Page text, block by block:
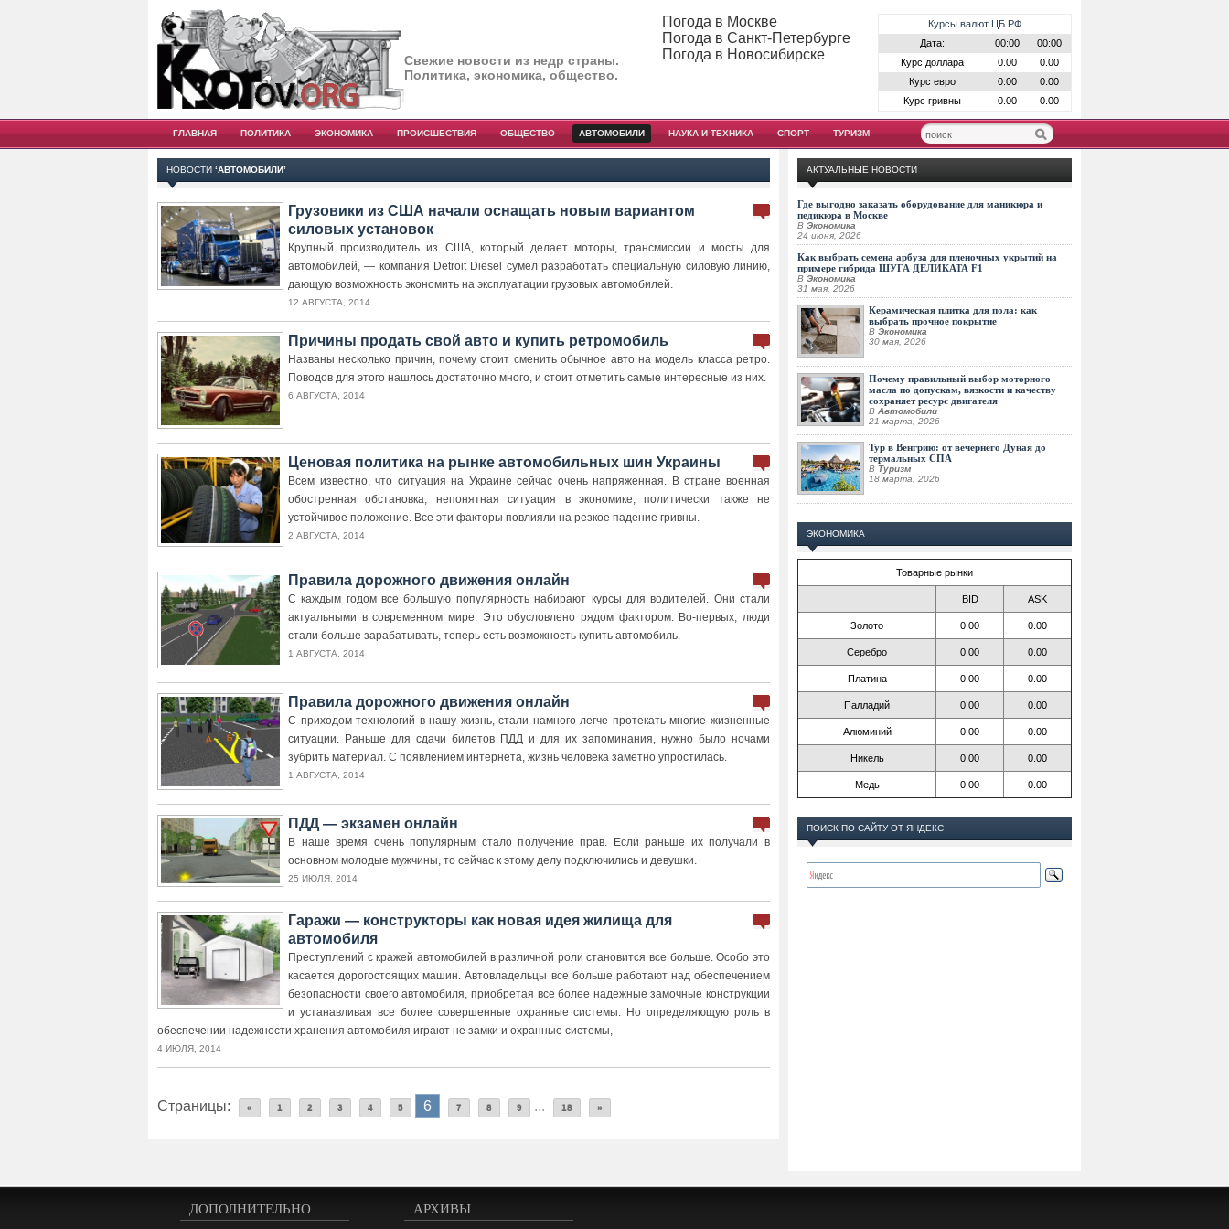
Свежие новости из недр страны.
Политика, экономика, общество.
Курсы валют ЦБ РФ
Дата:
00:00
00:00
Курс доллара
0.00
0.00
Курс евро
0.00
0.00
Курс гривны
0.00 0.00
Погода в Москве
Погода в Санкт-Петербурге
Погода в Новосибирске
ГЛАВНАЯ ПОЛИТИКА ЭКОНОМИКА ПРОИСШЕСТВИЯ ОБЩЕСТВО АВТОМОБИЛИ НАУКА И ТЕХНИКА СПОРТ ТУРИЗМ
НОВОСТИ ‘АВТОМОБИЛИ’
Грузовики из США начали оснащать новым вариантом
силовых установок
Крупный производитель из США, который делает моторы, трансмиссии и мосты для
автомобилей, — компания Detroit Diesel сумел разработать специальную силовую линию,
дающую возможность экономить на эксплуатации грузовых автомобилей.
12 АВГУСТА, 2014
Причины продать свой авто и купить ретромобиль
Названы несколько причин, почему стоит сменить обычное авто на модель класса ретро.
Поводов для этого нашлось достаточно много, и стоит отметить самые интересные из них.
6 АВГУСТА, 2014
Ценовая политика на рынке автомобильных шин Украины
Всем известно, что ситуация на Украине сейчас очень напряженная. В стране военная
обостренная обстановка, непонятная ситуация в экономике, политически также не
устойчивое положение. Все эти факторы повлияли на резкое падение гривны.
2 АВГУСТА, 2014
Правила дорожного движения онлайн
С каждым годом все большую популярность набирают курсы для водителей. Они стали
актуальными в современном мире. Это обусловлено рядом фактором. Во-первых, люди
стали больше зарабатывать, теперь есть возможность купить автомобиль.
1 АВГУСТА, 2014
Правила дорожного движения онлайн
С приходом технологий в нашу жизнь, стали намного легче протекать многие жизненные
ситуации. Раньше для сдачи билетов ПДД и для их запоминания, нужно было ночами
зубрить материал. С появлением интернета, жизнь человека заметно упростилась.
1 АВГУСТА, 2014
ПДД — экзамен онлайн
В наше время очень популярным стало получение прав. Если раньше их получали в
основном молодые мужчины, то сейчас к этому делу подключились и девушки.
25 ИЮЛЯ, 2014
Гаражи — конструкторы как новая идея жилища для
автомобиля
Преступлений с кражей автомобилей в различной роли становится все больше. Особо это
касается дорогостоящих машин. Автовладельцы все больше работают над обеспечением
безопасности своего автомобиля, приобретая все более надежные замочные конструкции
и устанавливая все более совершенные охранные системы. Но определяющую роль в
обеспечении надежности хранения автомобиля играют не замки и охранные системы,
4 ИЮЛЯ, 2014
Страницы: « 1 2 3 4 5 6 7 8 9 ... 18 »
АКТУАЛЬНЫЕ НОВОСТИ
Где выгодно заказать оборудование для маникюра и
педикюра в Москве
В Экономика
24 июня, 2026
Как выбрать семена арбуза для пленочных укрытий на
примере гибрида ШУГА ДЕЛИКАТА F1
В Экономика
31 мая, 2026
Керамическая плитка для пола: как
выбрать прочное покрытие
В Экономика
30 мая, 2026
Почему правильный выбор моторного
масла по допускам, вязкости и качеству
сохраняет ресурс двигателя
В Автомобили
21 марта, 2026
Тур в Венгрию: от вечернего Дуная до
термальных СПА
В Туризм
18 марта, 2026
ЭКОНОМИКА
Товарные рынки
BID ASK
Золото 0.00 0.00
Серебро 0.00 0.00
Платина 0.00 0.00
Палладий 0.00 0.00
Алюминий 0.00 0.00
Никель 0.00 0.00
Медь 0.00 0.00
ПОИСК ПО САЙТУ ОТ ЯНДЕКС
ДОПОЛНИТЕЛЬНО АРХИВЫ